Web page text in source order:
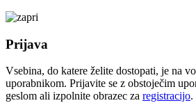
Prijava
Vsebina, do katere želite dostopati, je na
uporabnikom. Prijavite se z obstoječim
geslom ali izpolnite obrazec za registracijo.